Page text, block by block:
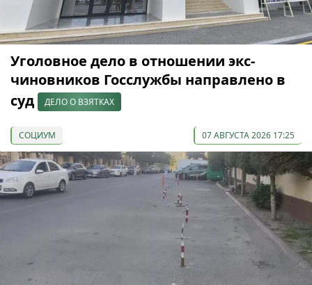
Уголовное дело в отношении экс-
чиновников Госслужбы направлено в
суд
ДЕЛО О ВЗЯТКАХ
СОЦИУМ 07 АВГУСТА 2026 17:25